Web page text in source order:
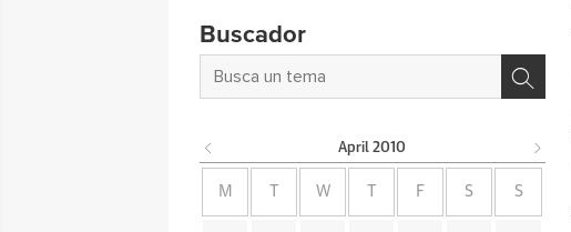
Buscador
April 2010
M W F S S